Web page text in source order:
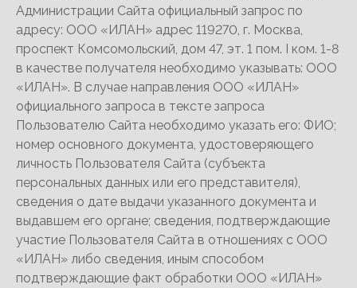
Администрации Сайта официальный запрос по
адресу: ООО «ИЛАН» адрес 119270, г. Москва,
проспект Комсомольский, дом 47, эт. 1 пом. I ком. 1-8
в качестве получателя необходимо указывать: ООО
«ИЛАН». В случае направления ООО «ИЛАН»
официального запроса в тексте запроса
Пользователю Сайта необходимо указать его: ФИО;
номер основного документа, удостоверяющего
личность Пользователя Сайта (субъекта
персональных данных или его представителя),
сведения о дате выдачи указанного документа и
выдавшем его органе; сведения, подтверждающие
участие Пользователя Сайта в отношениях с ООО
«ИЛАН» либо сведения, иным способом
подтверждающие факт обработки ООО «ИЛАН»